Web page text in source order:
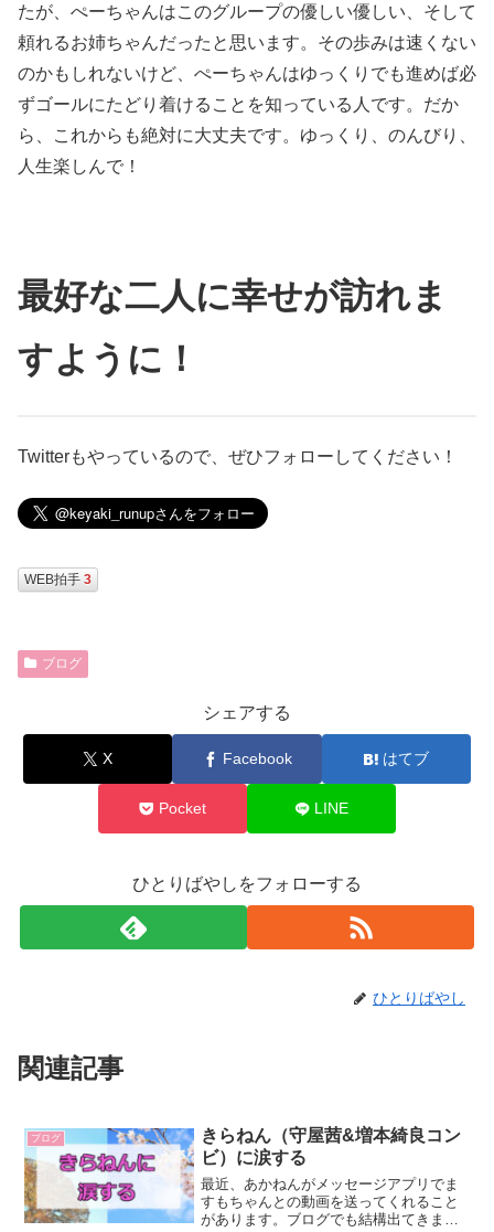
たが、ぺーちゃんはこのグループの優しい優しい、そして
頼れるお姉ちゃんだったと思います。その歩みは速くない
のかもしれないけど、ぺーちゃんはゆっくりでも進めば必
ずゴールにたどり着けることを知っている人です。だか
ら、これからも絶対に大丈夫です。ゆっくり、のんびり、
人生楽しんで！
最好な二人に幸せが訪れま
すように！
Twitterもやっているので、ぜひフォローしてください！
WEB拍手 3
ブログ
シェアする
X Facebook はてブ
Pocket LINE
ひとりばやしをフォローする
ひとりばやし
関連記事
ブログ
きらねん（守屋茜&増本綺良コン
ビ）に涙する
最近、あかねんがメッセージアプリでま
すもちゃんとの動画を送ってくれること
があります。ブログでも結構出てきます